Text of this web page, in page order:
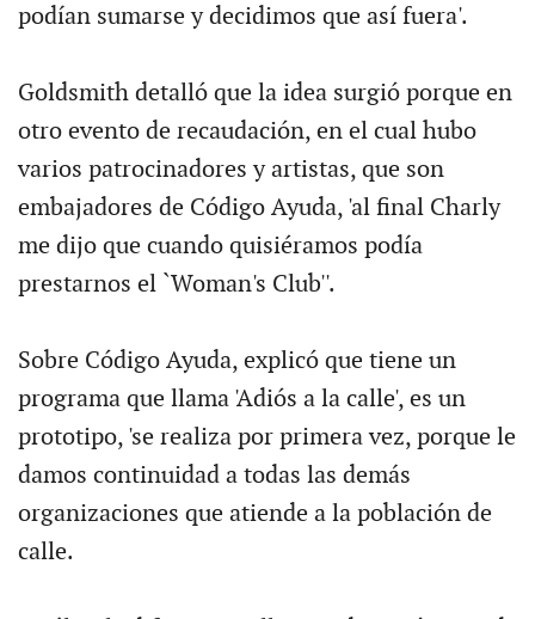
podían sumarse y decidimos que así fuera'.
Goldsmith detalló que la idea surgió porque en
otro evento de recaudación, en el cual hubo
varios patrocinadores y artistas, que son
embajadores de Código Ayuda, 'al final Charly
me dijo que cuando quisiéramos podía
prestarnos el `Woman's Club''.
Sobre Código Ayuda, explicó que tiene un
programa que llama 'Adiós a la calle', es un
prototipo, 'se realiza por primera vez, porque le
damos continuidad a todas las demás
organizaciones que atiende a la población de
calle.